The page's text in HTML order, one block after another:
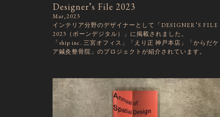
Designer’s File 2023
Mar,2023
インテリア分野のデザイナーとして「DESIGNER’S FILE
2023（ボーンデジタル）」に掲載されました。
「ship inc. 三宮オフィス」「えり正 神戸本店」「からだケ
ア鍼灸整骨院」のプロジェクトが紹介されています。